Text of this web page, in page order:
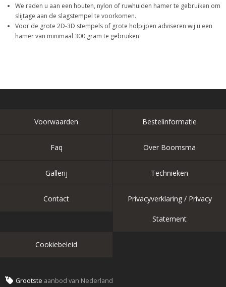
We raden u aan een houten, nylon of ruwhuiden hamer te gebruiken om
slijtage aan de slagstempel te voorkomen.
Voor de grote 2D-3D stempels of grote holpijpen adviseren wij u een
hamer van minimaal 300 gram te gebruiken.
Voorwaarden Bestelinformatie
Faq Over Boomsma
Gallerij Technieken
Contact Privacyverklaring / Privacy
Statement
Cookiebeleid
Grootste aanbod van Nederland